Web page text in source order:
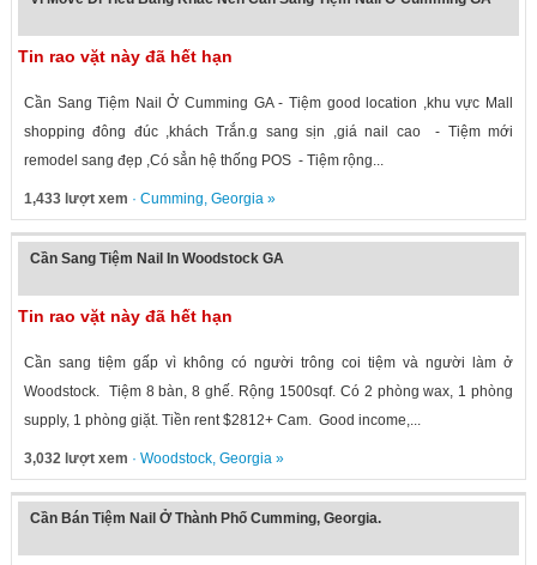
Tin rao vặt này đã hết hạn
Cần Sang Tiệm Nail Ở Cumming GA - Tiệm good location ,khu vực Mall
shopping đông đúc ,khách Trắn.g sang sịn ,giá nail cao - Tiệm mới
remodel sang đẹp ,Có sẳn hệ thống POS - Tiệm rộng...
1,433 lượt xem · Cumming, Georgia»
Cần Sang Tiệm Nail In Woodstock GA
Tin rao vặt này đã hết hạn
Cần sang tiệm gấp vì không có người trông coi tiệm và người làm ở
Woodstock. Tiệm 8 bàn, 8 ghế. Rộng 1500sqf. Có 2 phòng wax, 1 phòng
supply, 1 phòng giặt. Tiền rent $2812+ Cam. Good income,...
3,032 lượt xem · Woodstock, Georgia»
Cần Bán Tiệm Nail Ở Thành Phố Cumming, Georgia.